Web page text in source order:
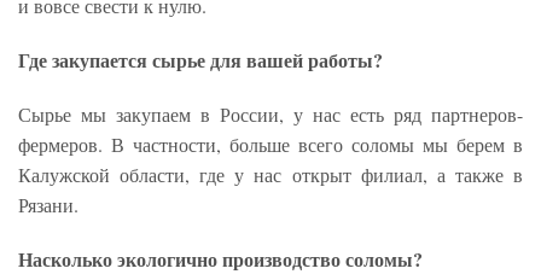
и вовсе свести к нулю.
Где закупается сырье для вашей работы?
Сырье мы закупаем в России, у нас есть ряд партнеров-
фермеров. В частности, больше всего соломы мы берем в
Калужской области, где у нас открыт филиал, а также в
Рязани.
Насколько экологично производство соломы?